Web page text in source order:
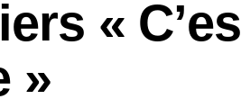
«
»